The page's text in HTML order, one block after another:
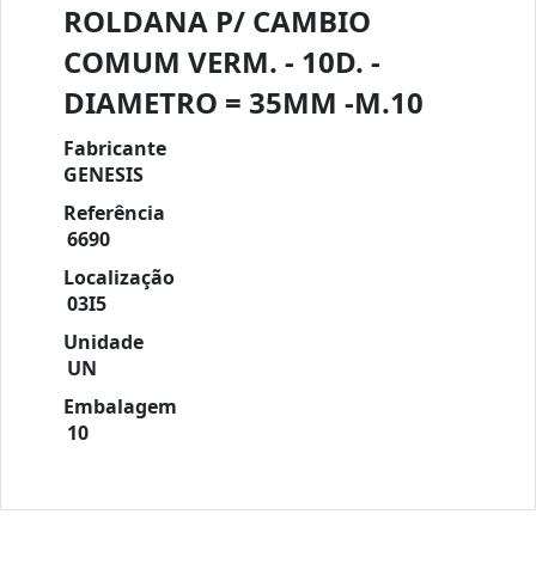
ROLDANA P/ CAMBIO
COMUM VERM. - 10D. -
DIAMETRO = 35MM -M.10
Fabricante
GENESIS
Referência
6690
Localização
03I5
Unidade
UN
Embalagem
10